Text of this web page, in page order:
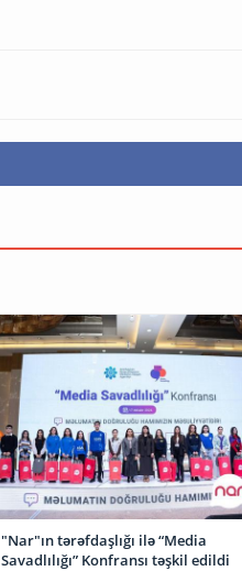
"Nar"ın tərəfdaşlığı ilə “Media
Savadlılığı” Konfransı təşkil edildi